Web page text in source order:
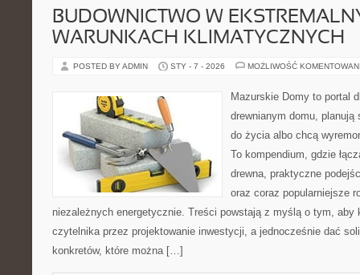
BUDOWNICTWO W
WARUNKACH KLIMATYCZNYCH
POSTED BY ADMIN STY - 7 - 2026 MOŻLIWOŚĆ
Mazurskie Domy to portal
drewnianym domu, planują
do życia albo chcą
To kompendium, gdzie
drewna, praktyczne
oraz coraz popularniejsze
niezależnych energetycznie. Treści powstają z myślą o tym, aby
czytelnika przez projektowanie inwestycji, a jednocześnie dać
konkretów, które można […]